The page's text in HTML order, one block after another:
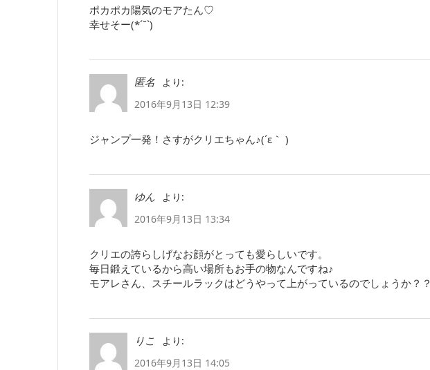
ポカポカ陽気のモアたん♡
幸せそー(*´˘`)
匿名
より:
2016年9月13日 12:39
ジャンプ一発！さすがクリエちゃん♪(´ε｀ )
ゆん
より:
2016年9月13日 13:34
クリエの誇らしげなお顔がとっても愛らしいです。
毎日鍛えているから高い場所もお手の物なんですね♪
モアレさん、スチールラックはどうやって上がっているのでしょうか？？
りこ
より:
2016年9月13日 14:05